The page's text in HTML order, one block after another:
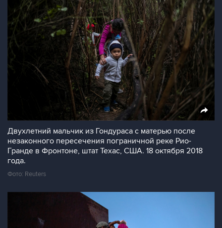
Двухлетний мальчик из Гондураса с матерью после
незаконного пересечения пограничной реке Рио-
Гранде в Фронтоне, штат Техас, США. 18 октября 2018
года.
Фото: Reuters